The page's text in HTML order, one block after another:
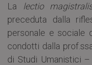
La lectio
preceduta dalla
personale e sociale
condotti dalla
di Studi Umanistici